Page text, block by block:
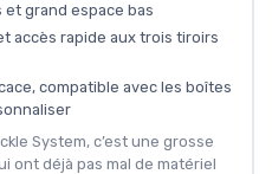
grand espace bas
accès rapide aux trois tiroirs
compatible avec les boîtes
System, c’est une grosse
ont déjà pas mal de matériel